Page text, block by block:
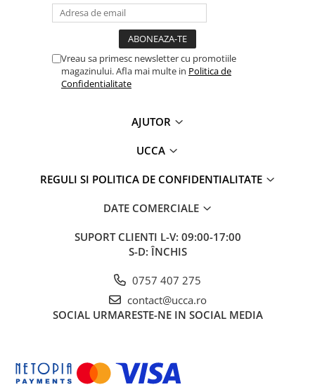
Vreau sa primesc newsletter cu promotiile
magazinului. Afla mai multe in Politica de
Confidentialitate
AJUTOR
UCCA
REGULI SI POLITICA DE CONFIDENTIALITATE
DATE COMERCIALE
SUPORT CLIENTI L-V: 09:00-17:00
S-D: ÎNCHIS
0757 407 275
contact@ucca.ro
SOCIAL URMARESTE-NE IN SOCIAL MEDIA